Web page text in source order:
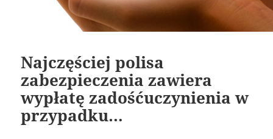
Najczęściej polisa
zabezpieczenia zawiera
wypłatę zadośćuczynienia w
przypadku…